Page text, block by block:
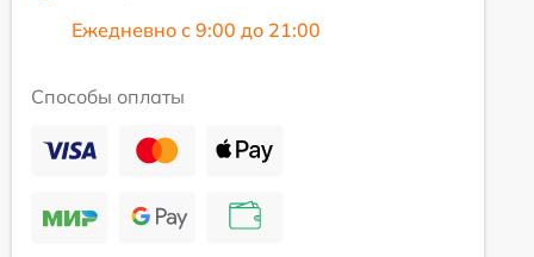
Ежедневно с 9:00 до 21:00
Способы оплаты